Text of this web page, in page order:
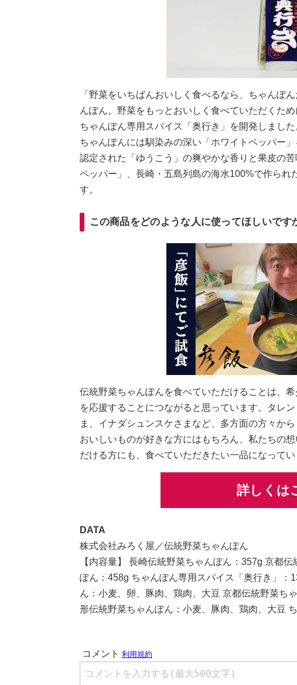
「野菜をいちばんおいしく食べるなら、ちゃんぽ
んぽん。野菜をもっとおいしく食べていただくた
ちゃんぽん専用スパイス「奥行き」を開発しました
ちゃんぽんには馴染みの深い「ホワイトペッパー
認定された「ゆうこう」の爽やかな香りと果皮の
ペッパー」、長崎・五島列島の海水100%で作られ
す。
この商品をどのような人に使ってほしいです
伝統野菜ちゃんぽんを食べていただけることは、
を応援することにつながると思っています。タレ
ま、イナダシュンスケさまなど、多方面の方々か
おいしいものが好きな方にはもちろん、私たちの
だける方にも、食べていただきたい一品になってい
詳しくは
DATA
株式会社みろく屋／伝統野菜ちゃんぽん
【内容量】 長崎伝統野菜ちゃんぽん：357g 京都
ぽん：458g ちゃんぽん専用スパイス「奥行き」：
ん：小麦、卵、豚肉、鶏肉、大豆 京都伝統野菜ち
形伝統野菜ちゃんぽん：小麦、豚肉、鶏肉、大豆